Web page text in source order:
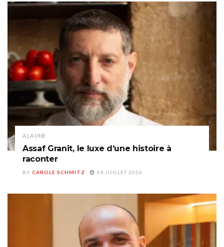
A LA UNE
Assaf Granit, le luxe d’une histoire à
raconter
BY CAROLE SCHMITZ 14 JUILLET 2026